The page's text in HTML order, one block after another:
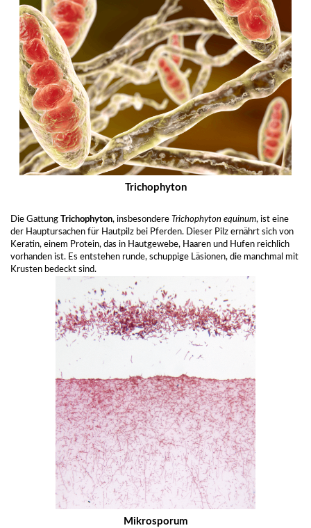
Trichophyton
Die Gattung Trichophyton, insbesondere Trichophyton equinum, ist eine
der Hauptursachen für Hautpilz bei Pferden. Dieser Pilz ernährt sich von
Keratin, einem Protein, das in Hautgewebe, Haaren und Hufen reichlich
vorhanden ist. Es entstehen runde, schuppige Läsionen, die manchmal mit
Krusten bedeckt sind.
Mikrosporum